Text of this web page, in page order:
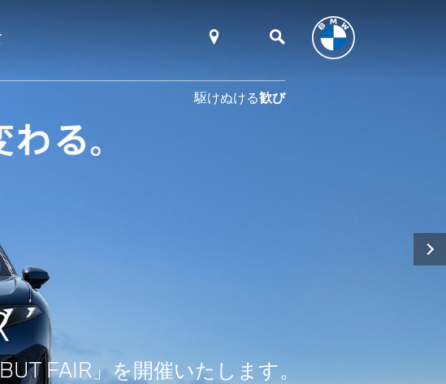
駆けぬける歓び
FAIR」を開催いたします。